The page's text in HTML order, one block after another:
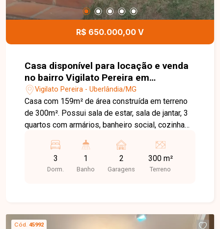
R$ 650.000,00 V
Casa disponível para locação e venda
no bairro Vigilato Pereira em
Uberlândia-MG
Vigilato Pereira - Uberlândia/MG
Casa com 159m² de área construída em terreno
de 300m². Possui sala de estar, sala de jantar, 3
quartos com armários, banheiro social, cozinha
varanda. Janelas com grades, portão eletrônico,
interfone, passeio em pedrinha portuguesa, cerca
elétrica. Garagem para 2 carros.
3
Dorm.
1
Banho
2
Garagens
300 m²
Terreno
Cód. 45992